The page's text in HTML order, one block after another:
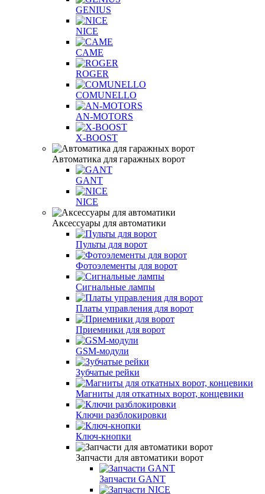
GENIUS
NICE
CAME
ROGER
COMUNELLO
AN-MOTORS
X-BOOST
Автоматика для гаражных ворот
GANT
NICE
Аксессуары для автоматики
Пульты для ворот
Фотоэлементы для ворот
Сигнальные лампы
Платы управления для ворот
Приемники для ворот
GSM-модули
Зубчатые рейки
Магниты для откатных ворот, концевики
Ключи разблокировки
Ключ-кнопки
Запчасти для автоматики ворот
Запчасти GANT